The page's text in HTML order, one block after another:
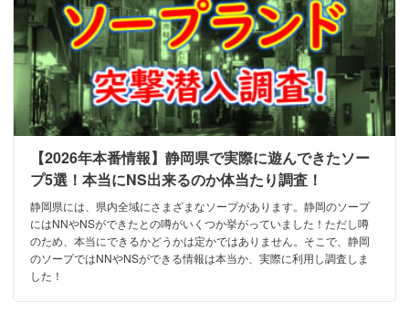
【2026年本番情報】静岡県で実際に遊んできたソー
プ5選！本当にNS出来るのか体当たり調査！
静岡県には、県内全域にさまざまなソープがあります。静岡のソープ
にはNNやNSができたとの噂がいくつか挙がっていました！ただし噂
のため、本当にできるかどうかは定かではありません。そこで、静岡
のソープではNNやNSができる情報は本当か、実際に利用し調査しま
した！